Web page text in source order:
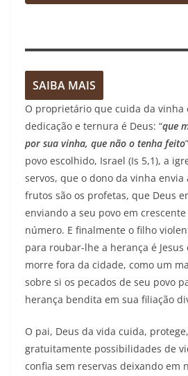
SAIBA MAIS
O proprietário que cuida da vinha
dedicação e ternura é Deus: “que
por sua vinha, que não o tenha feito
povo escolhido, Israel (Is 5,1), a
servos, que o dono da vinha envia
frutos são os profetas, que Deus
enviando a seu povo em
número. E finalmente o filho
para roubar-lhe a herança é
morre fora da cidade, como um
sobre si os pecados de seu povo
herança bendita em sua filiação
O pai, Deus da vida cuida,
gratuitamente possibilidades de
confia sem reservas deixando em